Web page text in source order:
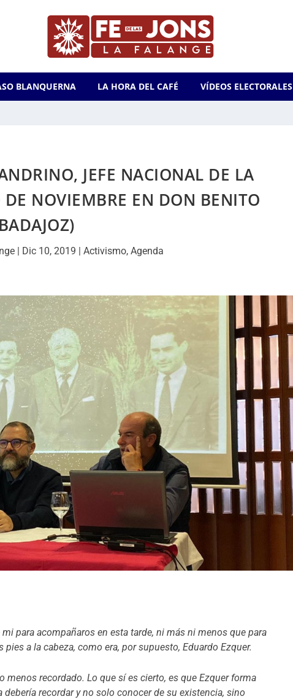
BLANQUERNA LA HORA DEL CAFÉ VÍDEOS ELECTORALES
JEFE NACIONAL DE LA
NOVIEMBRE EN DON BENITO
| Dic 10, 2019 | Activismo, Agenda
para acompañaros en esta tarde, ni más ni menos que para
a la cabeza, como era, por supuesto, Eduardo Ezquer.
recordado. Lo que sí es cierto, es que Ezquer forma
recordar y no solo conocer de su existencia, sino